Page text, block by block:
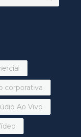
corporativa
Ao Vivo